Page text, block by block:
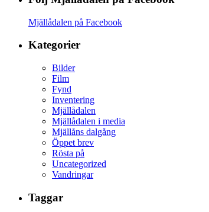
Mjällådalen på Facebook
Kategorier
Bilder
Film
Fynd
Inventering
Mjällådalen
Mjällådalen i media
Mjällåns dalgång
Öppet brev
Rösta på
Uncategorized
Vandringar
Taggar